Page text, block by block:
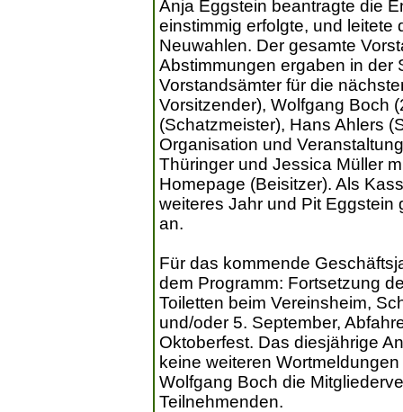
Anja Eggstein beantragte die
einstimmig erfolgte, und
Neuwahlen. Der gesamte
Abstimmungen ergaben in der
Vorstandsämter für die
Vorsitzender), Wolfgang Boch
(Schatzmeister), Hans Ahlers
Organisation und
Thüringer und Jessica Müller
Homepage (Beisitzer). Als
weiteres Jahr und Pit Eggstein
an.
Für das kommende
dem Programm: Fortsetzung
Toiletten beim Vereinsheim,
und/oder 5. September,
Oktoberfest. Das diesjährige
keine weiteren
Wolfgang Boch die
Teilnehmenden.